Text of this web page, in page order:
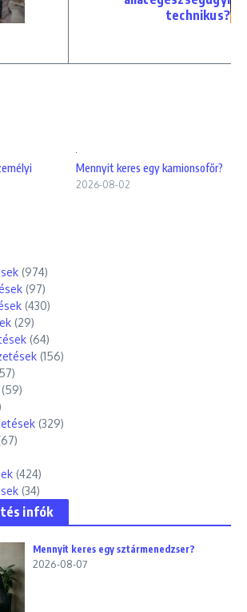
technikus?
Mennyit keres egy kamionsofőr?
2026-08-02
(974)
(97)
(430)
(29)
(64)
(156)
(59)
(329)
(424)
(34)
infók
Mennyit keres egy sztármenedzser?
2026-08-07